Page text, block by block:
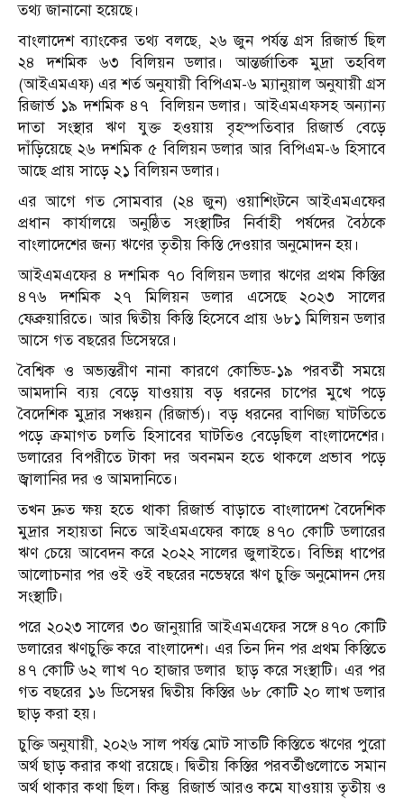
তথ্য জানানো হয়েছে।
বাংলাদেশ ব্যাংকের তথ্য বলছে, ২৬ জুন পর্যন্ত গ্রস রিজার্ভ ছিল
২৪ দশমিক ৬৩ বিলিয়ন ডলার। আন্তর্জাতিক মুদ্রা তহবিল
(আইএমএফ) এর শর্ত অনুযায়ী বিপিএম-৬ ম্যানুয়াল অনুযায়ী গ্রস
রিজার্ভ ১৯ দশমিক ৪৭ বিলিয়ন ডলার। আইএমএফসহ অন্যান্য
দাতা সংস্থার ঋণ যুক্ত হওয়ায় বৃহস্প‌তিবার রিজার্ভ বেড়ে
দাঁড়িয়েছে ২৬ দশমিক ৫ বিলিয়ন ডলার আর বিপিএম-৬ হিসা‌বে
আছে প্রায় সা‌ড়ে ২১ বি‌লিয়ন ডলার।
এর আগে গত সোমবার (২৪ জুন) ওয়াশিংটনে আইএমএফের
প্রধান কার্যালয়ে অনুষ্ঠিত সংস্থাটির নির্বাহী পর্ষদের বৈঠকে
বাংলাদেশের জন্য ঋণের তৃতীয় কি‌স্তি দেওয়ার অনুমোদন হয়।
আইএমএফের ৪ দশমিক ৭০ বিলিয়ন ডলার ঋণের প্রথম কিস্তির
৪৭৬ দশমিক ২৭ মিলিয়ন ডলার এসেছে ২০২৩ সালের
ফেব্রুয়ারিতে। আর দ্বিতীয় কিস্তি হিসেবে প্রায় ৬৮১ মিলিয়ন ডলার
আসে গত বছরের ডিসেম্বরে।
বৈশ্বিক ও অভ্যন্তরীণ নানা কারণে কোভিড-১৯ পরবর্তী সময়ে
আমদানি ব্যয় বেড়ে যাওয়ায় বড় ধরনের চাপের মুখে পড়ে
বৈদেশিক মুদ্রার সঞ্চয়ন (রিজার্ভ)। বড় ধরনের বাণিজ্য ঘাটতিতে
পড়ে ক্রমাগত চলতি হিসাবের ঘাটতিও বেড়েছিল বাংলাদেশের।
ডলারের বিপরীতে টাকা দর অবনমন হতে থাকলে প্রভাব পড়ে
জ্বালানির দর ও আমদানিতে।
তখন দ্রুত ক্ষয় হতে থাকা রিজার্ভ বাড়াতে বাংলাদেশ বৈদেশিক
মুদ্রার সহায়তা নিতে আইএমএফের কাছে ৪৭০ কোটি ডলারের
ঋণ চেয়ে আবেদন করে ২০২২ সালের জুলাইতে। বিভিন্ন ধাপের
আলোচনার পর ওই ওই বছরের নভেম্বরে ঋণ চুক্তি অনুমোদন দেয়
সংস্থাটি।
প‌রে ২০২৩ সা‌লের ৩০ জানুয়ারি আইএমএফের সঙ্গে ৪৭০ কোটি
ডলারের ঋণচুক্তি করে বাংলাদেশ। এর তিন দিন পর প্রথম কিস্তিতে
৪৭ কোটি ৬২ লাখ ৭০ হাজার ডলার ছাড় করে সংস্থাটি। এর পর
গত বছরের ১৬ ডিসেম্বর দ্বিতীয় কিস্তির ৬৮ কোটি ২০ লাখ ডলার
ছাড় করা হয়।
চুক্তি অনুযায়ী, ২০২৬ সাল পর্যন্ত মোট সাতটি কিস্তিতে ঋণের পুরো
অর্থ ছাড় করার কথা রয়েছে। দ্বিতীয় কিস্তির পরবর্তীগুলোতে সমান
অর্থ থাকার কথা ছিল। কিন্তু রিজার্ভ আরও কমে যাওয়ায় তৃতীয় ও